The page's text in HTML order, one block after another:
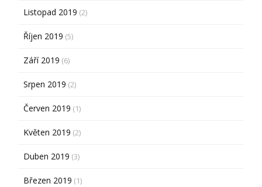
Listopad 2019 (2)
Říjen 2019 (5)
Září 2019 (6)
Srpen 2019 (2)
Červen 2019 (1)
Květen 2019 (2)
Duben 2019 (3)
Březen 2019 (1)